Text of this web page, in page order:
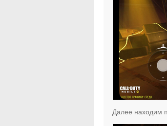
Далее находим